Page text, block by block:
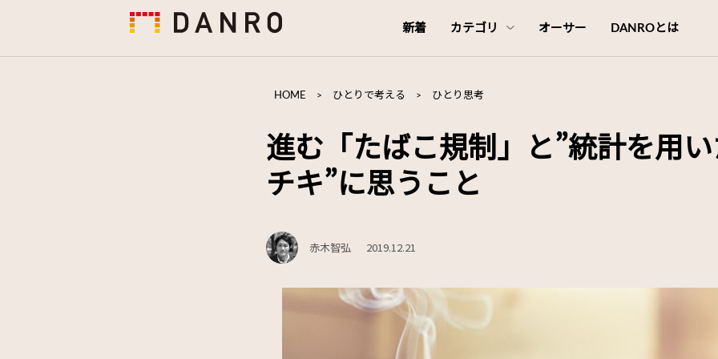
新着 カテゴリ オーサー DANROとは
HOME > ひとりで考える > ひとり思考
進む「たばこ規制」と”統計を用
チキ”に思うこと
赤木智弘 2019.12.21